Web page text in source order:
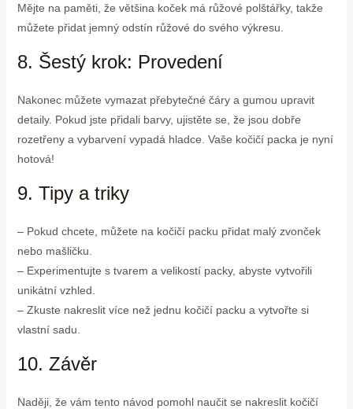
Mějte na paměti, že většina koček má růžové polštářky, takže
můžete přidat jemný odstín růžové do svého výkresu.
8. Šestý krok: Provedení
Nakonec můžete vymazat přebytečné čáry a gumou upravit
detaily. Pokud jste přidali barvy, ujistěte se, že jsou dobře
rozetřeny a vybarvení vypadá hladce. Vaše kočičí packa je nyní
hotová!
9. Tipy a triky
– Pokud chcete, můžete na kočičí packu přidat malý zvonček
nebo mašličku.
– Experimentujte s tvarem a velikostí packy, abyste vytvořili
unikátní vzhled.
– Zkuste nakreslit více než jednu kočičí packu a vytvořte si
vlastní sadu.
10. Závěr
Naději, že vám tento návod pomohl naučit se nakreslit kočičí